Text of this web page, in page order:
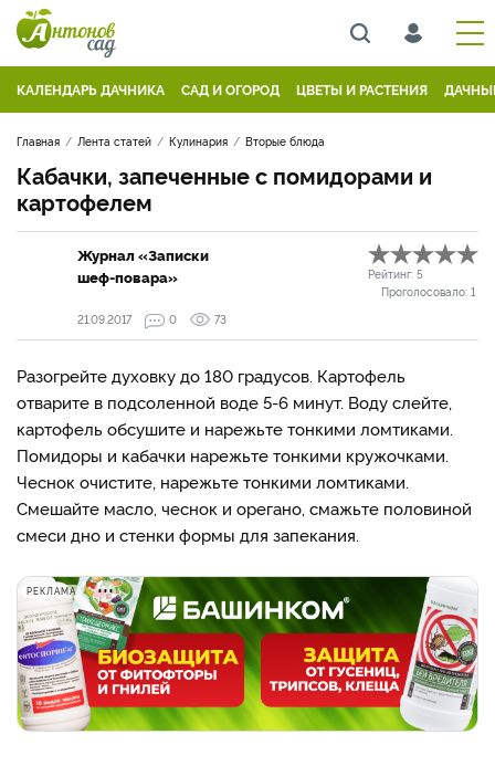
КАЛЕНДАРЬ ДАЧНИКА САД И ОГОРОД ЦВЕТЫ И РАСТЕНИЯ
Главная Лента статей Кулинария Вторые блюда
Кабачки, запеченные с помидорами и
картофелем
Журнал «Записки
шеф-повара»
Рейтинг: 5
Проголосовало: 1
21.09.2017
0 73
Разогрейте духовку до 180 градусов. Картофель
отварите в подсоленной воде 5-6 минут. Воду слейте,
картофель обсушите и нарежьте тонкими ломтиками.
Помидоры и кабачки нарежьте тонкими кружочками.
Чеснок очистите, нарежьте тонкими ломтиками.
Смешайте масло, чеснок и орегано, смажьте половиной
смеси дно и стенки формы для запекания.
РЕКЛАМА